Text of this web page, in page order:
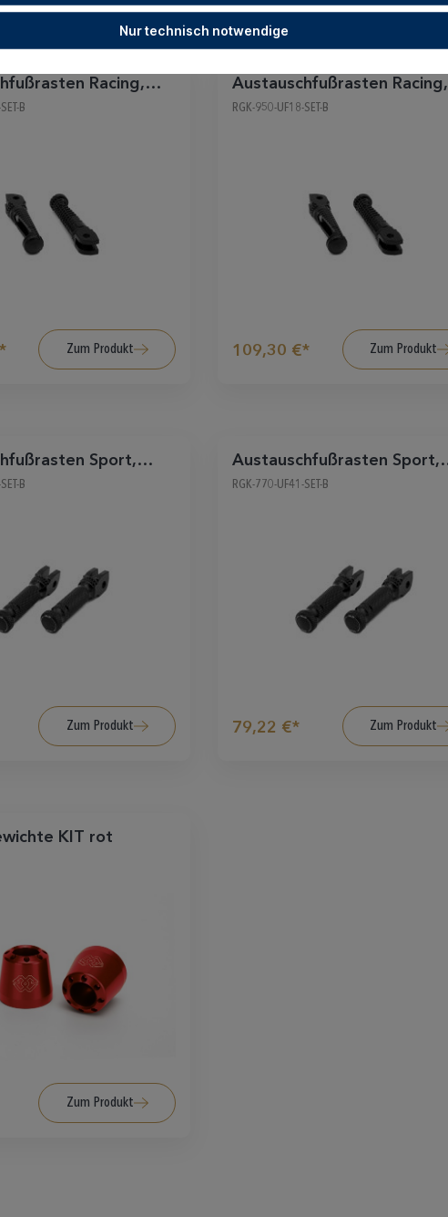
Racing,
B
Zum Produkt
Austauschfußrasten Racing,
Fahrer, schwarz
RGK-950-UF18-SET-B
109,30 €* Zum Produkt
Sport,
B
Zum Produkt
Austauschfußrasten Sport,
Sozius, schwarz
RGK-770-UF41-SET-B
79,22 €* Zum Produkt
Lenkergewichte KIT rot
Zum Produkt
Nur technisch notwendige